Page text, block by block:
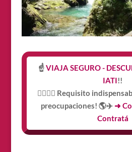
☝️VIAJA SEGURO -
IATI!!
👩‍⚕️👨‍⚕️ Requisito
preocupaciones! 🌎✈️ ➜
Contratá